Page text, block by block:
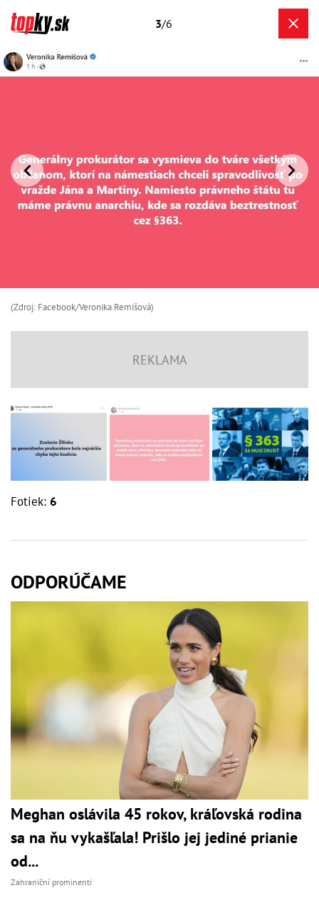
3/6
(Zdroj: Facebook/Veronika Remišová)
Fotiek: 6
ODPORÚČAME
Meghan oslávila 45 rokov, kráľovská rodina
sa na ňu vykašľala! Prišlo jej jediné prianie
od...
Zahraniční prominenti